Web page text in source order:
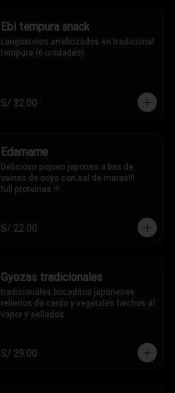
Ebi tempura snack
Langostinos arrebozados en tradicional
tempura (6 unidades).
S/ 32.00
Edamame
Delicioso piqueo japones a bas de
vainas de soya con sal de maras!!!
full proteinas !!!
S/ 22.00
Gyozas tradicionales
tradicionales bocaditos japoneses
rellenos de cerdo y vegetales hechos al
vapor y sellados
S/ 29.00